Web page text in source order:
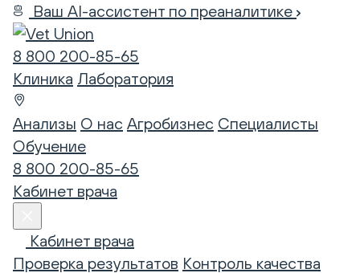
Ваш AI-ассистент по преаналитике
8 800 200-85-65
Клиника Лаборатория
Анализы О нас Агробизнес Специалисты
Обучение
8 800 200-85-65
Кабинет врача
Кабинет врача
Проверка результатов Контроль качества